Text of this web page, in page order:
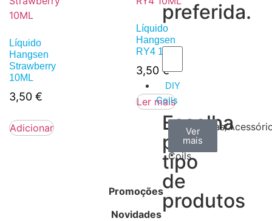
preferida.
DIY
Coils
Escolha
por
tipo
de
produtos
Arame
Coils
Ver
mais
Algodão
Ver
mais
Ferramentas/
Ver
mais
Líquido
Hangsen
Strawberry
10ML
3,50 €
Adicionar
Líquido
Hangsen
RY4 10ML
3,50 €
Ler mais
Promoções
Novidades